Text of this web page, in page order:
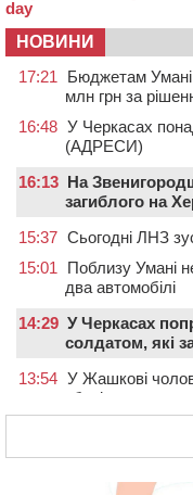
НОВИНИ
17:21
Бюджетам Умані
млн грн за
16:48 У Черкасах
(АДРЕСИ)
16:13 На
загиблого на
15:37 Сьогодні ЛНЗ
15:01
Поблизу Умані
два автомобілі
14:29 У Черкасах
солдатом, які
13:54 У Жашкові
зберігав вдома
У Черкасах
У